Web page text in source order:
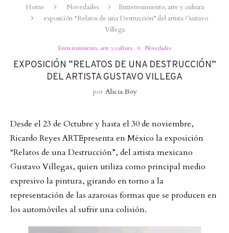
Home Novedades
Entretenimiento, arte y cultura
exposición “Relatos de una Destrucción” del artista Gustavo
Villega
Entretenimiento, arte y cultura Novedades
EXPOSICIÓN “RELATOS DE UNA DESTRUCCIÓN”
DEL ARTISTA GUSTAVO VILLEGA
por Alicia Boy
Desde el 23 de Octubre y hasta el 30 de noviembre,
Ricardo Reyes ARTEpresenta en México la exposición
“Relatos de una Destrucción”, del artista mexicano
Gustavo Villegas, quien utiliza como principal medio
expresivo la pintura, girando en torno a la
representación de las azarosas formas que se producen en
los automóviles al sufrir una colisión.